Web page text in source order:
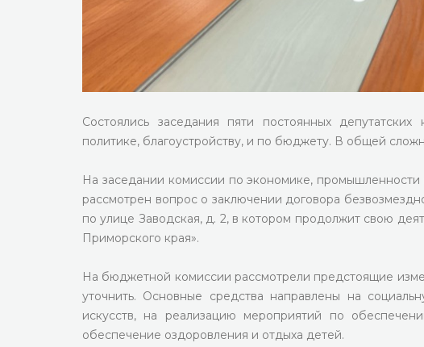
Состоялись заседания пяти постоянных
политике, благоустройству, и по бюджету. В общей
На заседании комиссии по экономике, промышленности
рассмотрен вопрос о заключении договора
по улице Заводская, д. 2, в котором продолжит свою
Приморского края».
На бюджетной комиссии рассмотрели предстоящие
уточнить. Основные средства направлены на
искусств, на реализацию мероприятий по
обеспечение оздоровления и отдыха детей.